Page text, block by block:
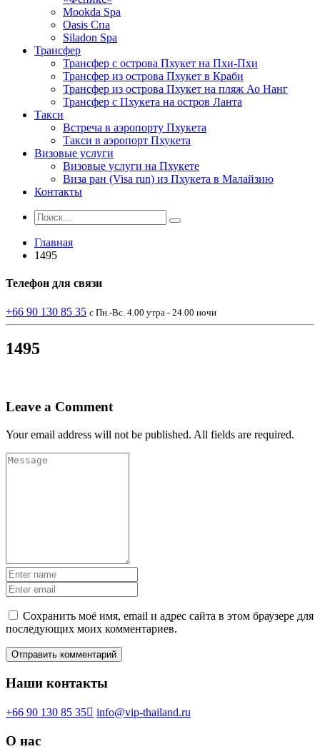
Mookda Spa
Oasis Спа
Siladon Spa
Трансфер
Трансфер с острова Пхукет на Пхи-Пхи
Трансфер из острова Пхукет в Краби
Трансфер из острова Пхукет на пляж Ао Нанг
Трансфер с Пхукета на остров Ланта
Такси
Встреча в аэропорту Пхукета
Такси в аэропорт Пхукета
Визовые услуги
Визовые услуги на Пхукете
Виза ран (Visa run) из Пхукета в Малайзию
Контакты
Главная
1495
Телефон для связи
+66 90 130 85 35 с Пн.-Вс. 4.00 утра - 24.00 ночи
1495
Leave a Comment
Your email address will not be published. All fields are required.
Сохранить моё имя, email и адрес сайта в этом браузере для
последующих моих комментариев.
Наши контакты
+66 90 130 85 35 info@vip-thailand.ru
О нас